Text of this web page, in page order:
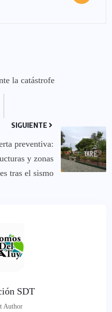
la catástrofe
SIGUIENTE
preventiva:
y zonas
tras el sismo
SDT
Author